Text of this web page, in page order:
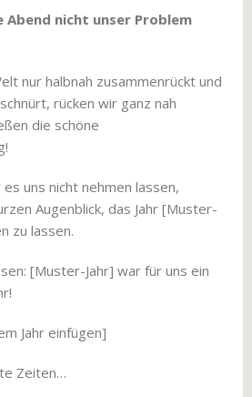
Abend nicht unser Problem
nur halbnah zusammenrückt und
rücken wir ganz nah
die schöne
uns nicht nehmen lassen,
Augenblick, das Jahr [Muster-
zu lassen.
[Muster-Jahr] war für uns ein
Jahr einfügen]
Zeiten…